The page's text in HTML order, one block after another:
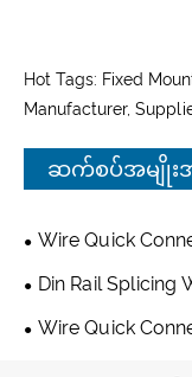
Hot Tags: Fixed
Manufacturer,
ဆက်စပ်အမျိုးအ
Wire Quick
လုပ်ခြင်း။
Din Rail Splicing
Levers များဖြစ်သည်။
Wire Quick